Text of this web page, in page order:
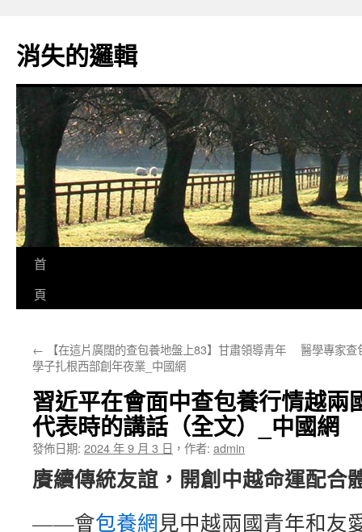
主
要
消失的邏輯
首
頁
← 【在這片廣闊的查包養地盤上83】甘肅領導青年
學子扎根西部創年夜業_中國網
醫學專家查
習近平在會面中查包養行情越兩
代表時的講話（全文）_中國網
發佈日期: 2024 年 9 月 3 日 ， 作者: admin
賡續傳統友誼，開創中越命運配合
——會包養網見中越兩國青年和友